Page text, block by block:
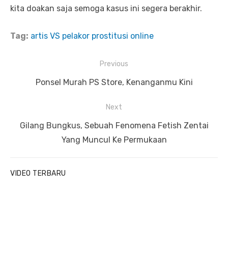
kita doakan saja semoga kasus ini segera berakhir.
Tag: artis VS pelakor prostitusi online
i
Previous
P
v
Ponsel Murah PS Store, Kenanganmu Kini
Next
t
Gilang Bungkus, Sebuah Fenomena Fetish Zentai
Yang Muncul Ke Permukaan
VIDEO TERBARU